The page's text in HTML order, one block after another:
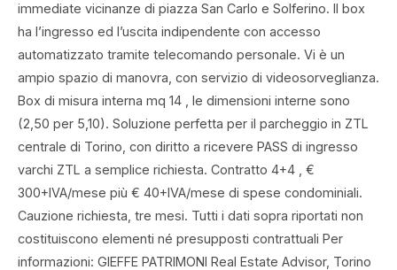
immediate vicinanze di piazza San Carlo e Solferino. Il box
ha l’ingresso ed l’uscita indipendente con accesso
automatizzato tramite telecomando personale. Vi è un
ampio spazio di manovra, con servizio di videosorveglianza.
Box di misura interna mq 14 , le dimensioni interne sono
(2,50 per 5,10). Soluzione perfetta per il parcheggio in ZTL
centrale di Torino, con diritto a ricevere PASS di ingresso
varchi ZTL a semplice richiesta. Contratto 4+4 , €
300+IVA/mese più € 40+IVA/mese di spese condominiali.
Cauzione richiesta, tre mesi. Tutti i dati sopra riportati non
costituiscono elementi né presupposti contrattuali Per
informazioni: GIEFFE PATRIMONI Real Estate Advisor, Torino